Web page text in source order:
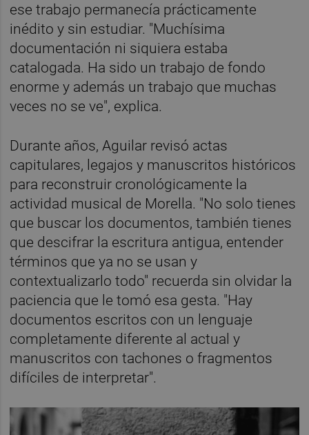
ese trabajo permanecía prácticamente
inédito y sin estudiar. "Muchísima
documentación ni siquiera estaba
catalogada. Ha sido un trabajo de fondo
enorme y además un trabajo que muchas
veces no se ve", explica.
Durante años, Aguilar revisó actas
capitulares, legajos y manuscritos históricos
para reconstruir cronológicamente la
actividad musical de Morella. "No solo tienes
que buscar los documentos, también tienes
que descifrar la escritura antigua, entender
términos que ya no se usan y
contextualizarlo todo" recuerda sin olvidar la
paciencia que le tomó esa gesta. "Hay
documentos escritos con un lenguaje
completamente diferente al actual y
manuscritos con tachones o fragmentos
difíciles de interpretar".